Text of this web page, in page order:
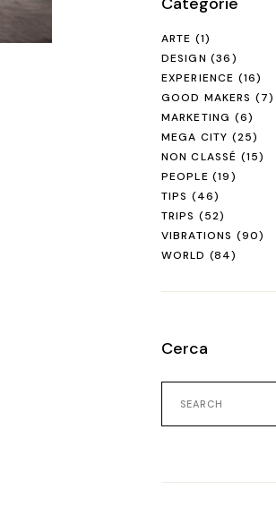
ARTE (1)
DESIGN (36)
EXPERIENCE (16)
GOOD MAKERS (7)
MARKETING (6)
MEGA CITY (25)
NON CLASSÉ (15)
PEOPLE (19)
TIPS (46)
TRIPS (52)
VIBRATIONS (90)
WORLD (84)
Cerca
Search
for: